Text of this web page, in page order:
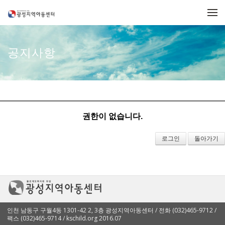
공지사항
권한이 없습니다.
로그인 돌아가기
인천 남동구 구월4동 1301-42 2, 3층 광성지역아동센터 / 전화 (032)465-9712 /
팩스 (032)465-9714 / kschild.org 2016.07